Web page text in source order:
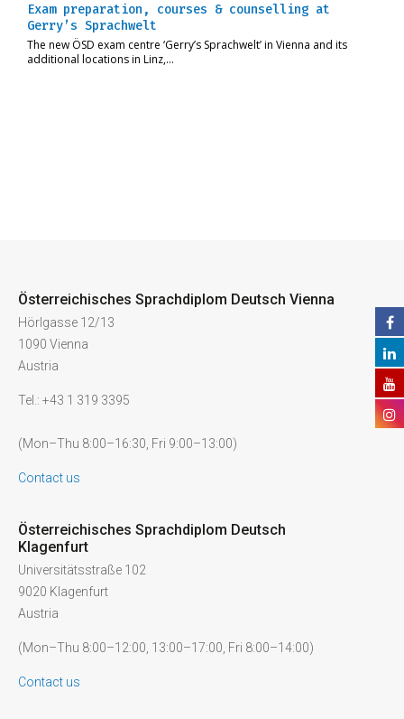
Exam preparation, courses & counselling at
Gerry’s Sprachwelt
The new ÖSD exam centre ‘Gerry’s Sprachwelt’ in Vienna and its
additional locations in Linz,…
Österreichisches Sprachdiplom Deutsch Vienna
Hörlgasse 12/13
1090 Vienna
Austria
Tel.: +43 1 319 3395
(Mon–Thu 8:00–16:30, Fri 9:00–13:00)
Contact us
Österreichisches Sprachdiplom Deutsch
Klagenfurt
Universitätsstraße 102
9020 Klagenfurt
Austria
(Mon–Thu 8:00–12:00, 13:00–17:00, Fri 8:00–14:00)
Contact us